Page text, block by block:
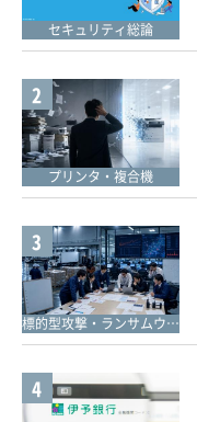
セキュリティ総論
2
プリンタ・複合機
3
標的型攻撃・ランサムウェア対策
4